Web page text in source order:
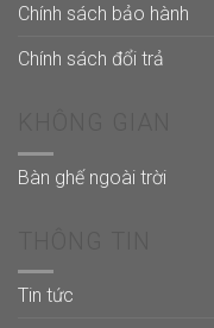
Chính sách bảo hành
Chính sách đổi trả
Bàn ghế ngoài trời
Tin tức